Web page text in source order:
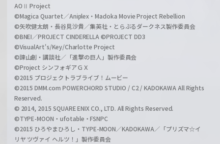
AOⅡ Project
©Magica Quartet／Aniplex・Madoka Movie Project Rebellion
©矢吹健太朗・長谷見沙貴／集英社・とらぶるダークネス製作委員会
©BNEI／PROJECT CINDERELLA ©PROJECT DD3
©VisualArt's/Key/Charlotte Project
©諫山創・講談社／「進撃の巨人」製作委員会
©Project シンフォギアＧＸ
©2015 プロジェクトラブライブ！ムービー
©2015 DMM.com POWERCHORD STUDIO / C2 / KADOKAWA All Rights
Reserved.
© 2014, 2015 SQUARE ENIX CO., LTD. All Rights Reserved.
©TYPE-MOON・ufotable・FSNPC
©2015 ひろやまひろし・TYPE-MOON／KADOKAWA／「プリズマ☆イ
リヤ ツヴァイ ヘルツ！」製作委員会